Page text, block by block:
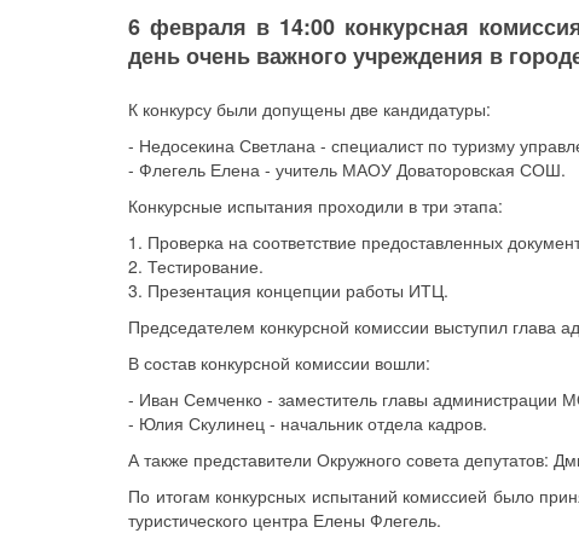
6 февраля в 14:00 конкурсная
день очень важного учреждения в
К конкурсу были допущены две кандидатуры:
- Недосекина Светлана - специалист по туризму
- Флегель Елена - учитель МАОУ Доваторовская СОШ.
Конкурсные испытания проходили в три этапа:
1. Проверка на соответствие предоставленных
2. Тестирование.
3. Презентация концепции работы ИТЦ.
Председателем конкурсной комиссии выступил глава
В состав конкурсной комиссии вошли:
- Иван Семченко - заместитель главы администрации
- Юлия Скулинец - начальник отдела кадров.
А также представители Окружного совета
По итогам конкурсных испытаний комиссией было
туристического центра Елены Флегель.